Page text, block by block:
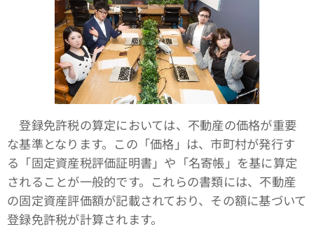
登録免許税の算定においては、不動産の価格が重要
な基準となります。この「価格」は、市町村が発行す
る「固定資産税評価証明書」や「名寄帳」を基に算定
されることが一般的です。これらの書類には、不動産
の固定資産評価額が記載されており、その額に基づいて
登録免許税が計算されます。